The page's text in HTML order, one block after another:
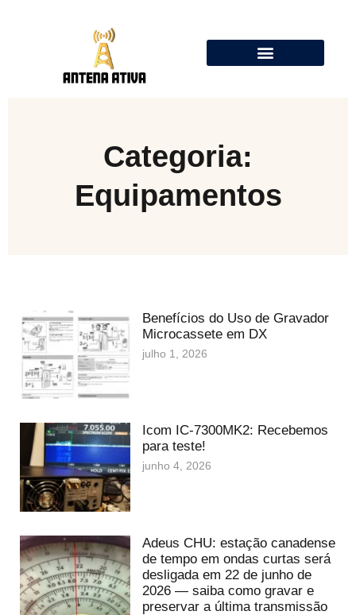
Categoria:
Equipamentos
Benefícios do Uso de Gravador
Microcassete em DX
julho 1, 2026
Icom IC-7300MK2: Recebemos
para teste!
junho 4, 2026
Adeus CHU: estação canadense
de tempo em ondas curtas será
desligada em 22 de junho de
2026 — saiba como gravar e
preservar a última transmissão